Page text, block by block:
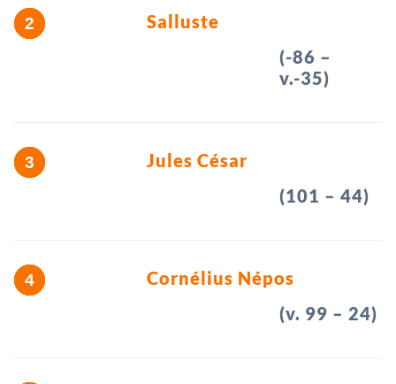
Salluste
(-86 –
v.-35)
Jules César
(101 – 44)
Cornélius Népos
(v. 99 – 24)